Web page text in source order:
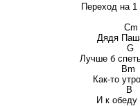
Переход на 1
Дядя
G
Лучше б
Как-то
И к обеду